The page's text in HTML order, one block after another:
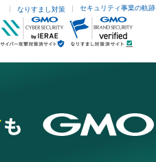
なりすまし対策 セキュリティ事業の軌跡